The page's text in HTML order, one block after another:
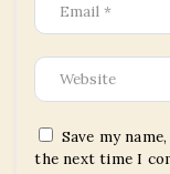
Save my
the next time I